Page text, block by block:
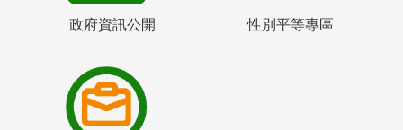
政府資訊公開 性別平等專區